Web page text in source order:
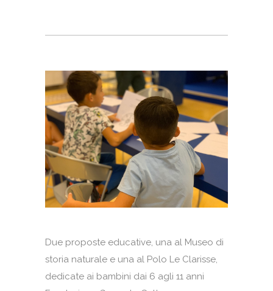
Due proposte educative, una al Museo di
storia naturale e una al Polo Le Clarisse,
dedicate ai bambini dai 6 agli 11 anni